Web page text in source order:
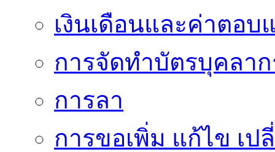
เงินเดือนและค่าตอบ
การจัดทำบัตรบุคลา
การลา
การขอเพิ่ม แก้ไข เ